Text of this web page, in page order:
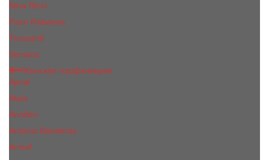
Nina Ricci
Paco Rabanne
Trussardi
Versace
Женская парфюмерия
Ajmal
Alaia
Annifen
Antonio Banderas
Armaf